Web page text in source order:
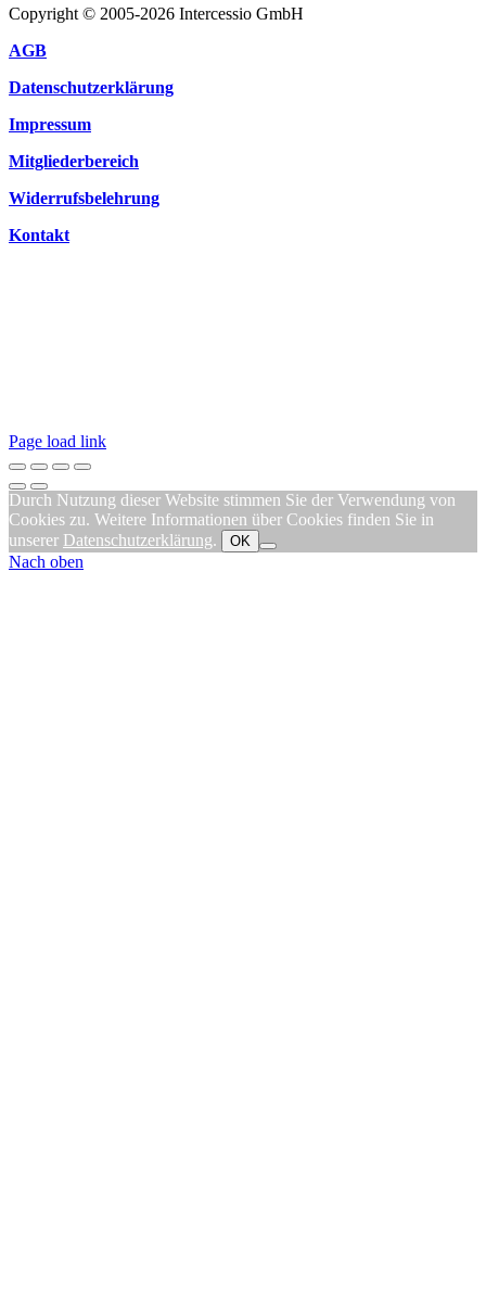
Copyright © 2005-2026 Intercessio GmbH
AGB
Datenschutzerklärung
Impressum
Mitgliederbereich
Widerrufsbelehrung
Kontakt
Page load link
Durch Nutzung dieser Website stimmen Sie der Verwendung von
Cookies zu. Weitere Informationen über Cookies finden Sie in
unserer Datenschutzerklärung. OK
Nach oben